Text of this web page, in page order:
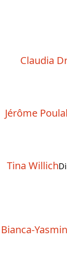
Claudia
Jérôme
Tina Willich
Bianca-